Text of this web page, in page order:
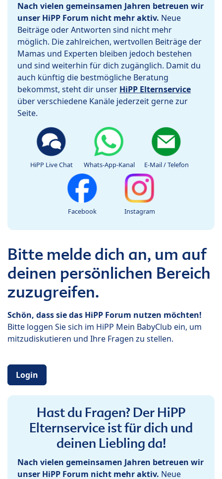
Nach vielen gemeinsamen Jahren betreuen wir
unser HiPP Forum nicht mehr aktiv. Neue
Beiträge oder Antworten sind nicht mehr
möglich. Die zahlreichen, wertvollen Beiträge der
Mamas und Experten bleiben jedoch bestehen
und sind weiterhin für dich zugänglich. Damit du
auch künftig die bestmögliche Beratung
bekommst, steht dir unser HiPP Elternservice
über verschiedene Kanäle jederzeit gerne zur
Seite.
HiPP Live Chat Whats-App-Kanal E-Mail / Telefon
Facebook Instagram
Bitte melde dich an, um auf
deinen persönlichen Bereich
zuzugreifen.
Schön, dass sie das HiPP Forum nutzen möchten!
Bitte loggen Sie sich im HiPP Mein BabyClub ein, um
mitzudiskutieren und Ihre Fragen zu stellen.
Login
Hast du Fragen? Der HiPP
Elternservice ist für dich und
deinen Liebling da!
Nach vielen gemeinsamen Jahren betreuen wir
unser HiPP Forum nicht mehr aktiv. Neue